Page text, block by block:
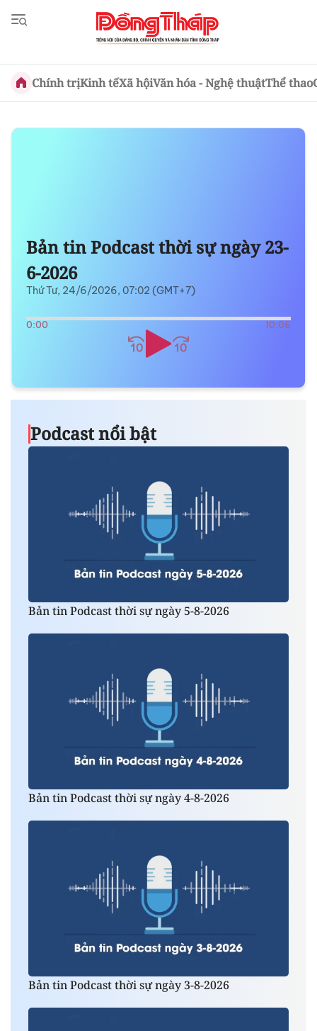
Chính trịKinh tếXã hộiVăn hóa - Nghệ thuậtThể thao
Bản tin Podcast thời sự ngày 23-
6-2026
Thứ Tư, 24/6/2026, 07:02 (GMT+7)
0:00 10:06
Podcast nổi bật
Bản tin Podcast thời sự ngày 5-8-2026
Bản tin Podcast thời sự ngày 4-8-2026
Bản tin Podcast thời sự ngày 3-8-2026